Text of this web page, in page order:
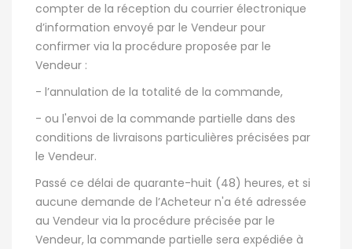
compter de la réception du courrier électronique
d’information envoyé par le Vendeur pour
confirmer via la procédure proposée par le
Vendeur :
- l’annulation de la totalité de la commande,
- ou l'envoi de la commande partielle dans des
conditions de livraisons particulières précisées par
le Vendeur.
Passé ce délai de quarante-huit (48) heures, et si
aucune demande de l’Acheteur n'a été adressée
au Vendeur via la procédure précisée par le
Vendeur, la commande partielle sera expédiée à